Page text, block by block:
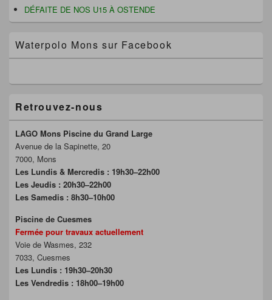
)
DÉFAITE DE NOS U15 À OSTENDE
Waterpolo Mons sur Facebook
Retrouvez-nous
LAGO Mons Piscine du Grand Large
Avenue de la Sapinette, 20
7000, Mons
Les Lundis & Mercredis : 19h30–22h00
Les Jeudis : 20h30–22h00
Les Samedis : 8h30–10h00
Piscine de Cuesmes
Fermée pour travaux actuellement
Voie de Wasmes, 232
7033, Cuesmes
Les Lundis : 19h30–20h30
Les Vendredis : 18h00–19h00